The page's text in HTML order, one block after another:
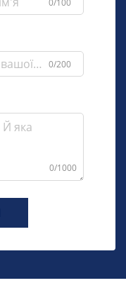
0/100
0/200
0/1000